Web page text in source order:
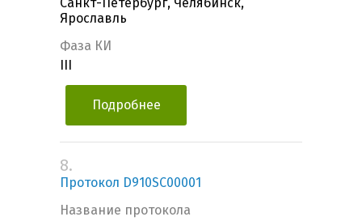
Санкт-Петербург, Челябинск,
Ярославль
Фаза КИ
Подробнее
8.
Протокол D910SC00001
Название протокола